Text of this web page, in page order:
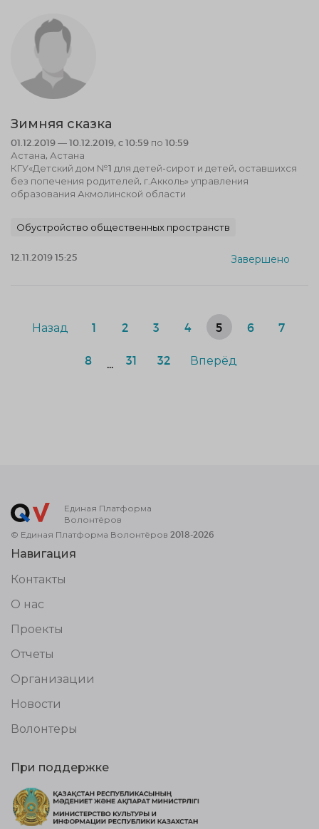
Зимняя сказка
01.12.2019 — 10.12.2019, c 10:59 по 10:59
Астана, Астана
КГУ«Детский дом №1 для детей-сирот и детей, оставшихся
без попечения родителей, г.Акколь» управления
образования Акмолинской области
Обустройство общественных пространств
12.11.2019 15:25 Завершено
Назад 1 2 3 4 5 6 7
8 31 32 Вперёд
Единая Платформа
Волонтёров
© Единая Платформа Волонтёров 2018-2026
Навигация
Контакты
О нас
Проекты
Отчеты
Организации
Новости
Волонтеры
При поддержке